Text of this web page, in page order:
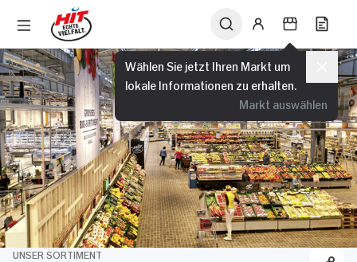
Wählen Sie jetzt Ihren Markt um
lokale Informationen zu erhalten.
Markt auswählen
UNSER SORTIMENT